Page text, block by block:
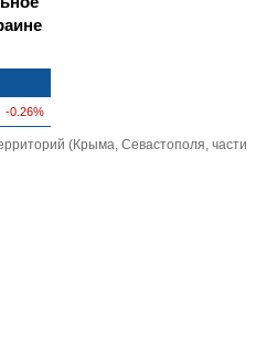
-0.26%
(Крыма, Севастополя, части